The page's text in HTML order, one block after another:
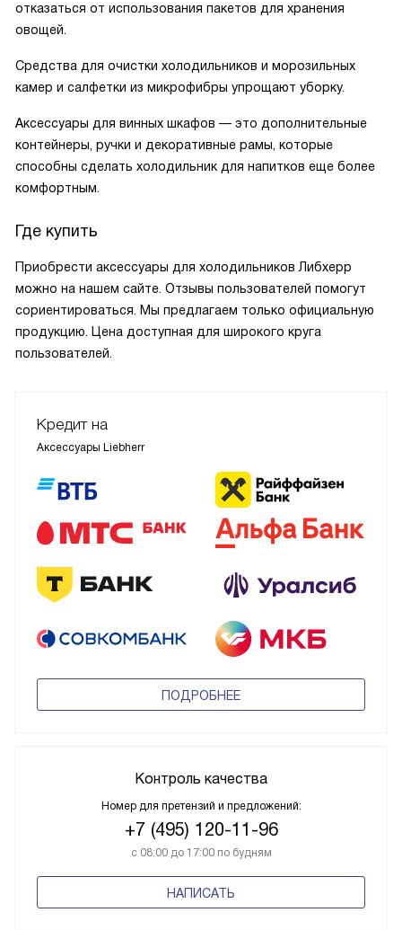
отказаться от использования пакетов для хранения
овощей.
Средства для очистки холодильников и морозильных
камер и салфетки из микрофибры упрощают уборку.
Аксессуары для винных шкафов — это дополнительные
контейнеры, ручки и декоративные рамы, которые
способны сделать холодильник для напитков еще более
комфортным.
Где купить
Приобрести аксессуары для холодильников Либхерр
можно на нашем сайте. Отзывы пользователей помогут
сориентироваться. Мы предлагаем только официальную
продукцию. Цена доступная для широкого круга
пользователей.
Кредит на
Аксессуары Liebherr
ПОДРОБНЕЕ
Контроль качества
Номер для претензий и предложений:
+7 (495) 120-11-96
с 08:00 до 17:00 по будням
НАПИСАТЬ